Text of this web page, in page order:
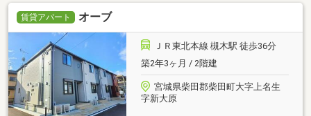
賃貸アパート オーブ
ＪＲ東北本線 槻木駅 徒歩36分
築2年3ヶ月 / 2階建
宮城県柴田郡柴田町大字上名生
字新大原